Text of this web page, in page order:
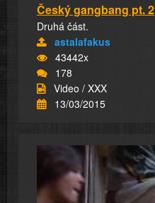
Český gangbang pt. 2
Druhá část.
astalafakus
43442x
178
Video / XXX
13/03/2015